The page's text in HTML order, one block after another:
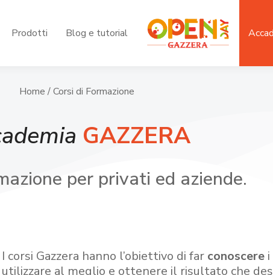
Prodotti Blog e tutorial
Home / Corsi di Formazione
GAZZERA
per privati ed aziende.
I corsi Gazzera hanno l’obiettivo di far conoscerei
utilizzare al meglio e ottenere il risultato che